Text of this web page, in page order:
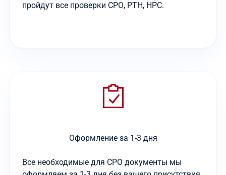
пройдут все проверки СРО, РТН, НРС.
Оформление за 1-3 дня
Все необходимые для СРО документы мы